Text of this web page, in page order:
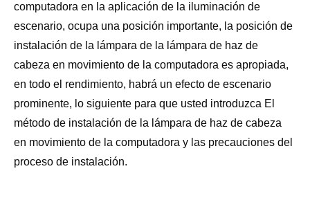
computadora en la aplicación de la iluminación de
escenario, ocupa una posición importante, la posición de
instalación de la lámpara de la lámpara de haz de
cabeza en movimiento de la computadora es apropiada,
en todo el rendimiento, habrá un efecto de escenario
prominente, lo siguiente para que usted introduzca El
método de instalación de la lámpara de haz de cabeza
en movimiento de la computadora y las precauciones del
proceso de instalación.